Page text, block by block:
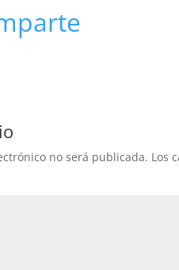
no será publicada. Los